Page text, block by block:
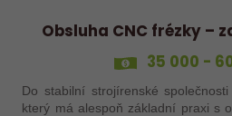
Obsluha CNC frézky –
35 000 -
Do stabilní strojírenské
který má alespoň základní praxi s